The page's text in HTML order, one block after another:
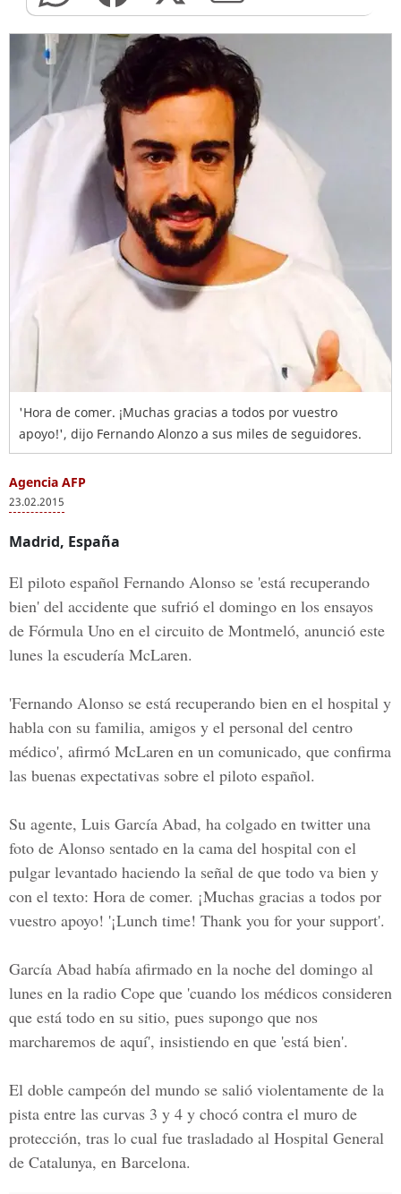
'Hora de comer. ¡Muchas gracias a todos por vuestro
apoyo!', dijo Fernando Alonzo a sus miles de seguidores.
Agencia AFP
23.02.2015
Madrid, España
El piloto español Fernando Alonso se 'está recuperando
bien' del accidente que sufrió el domingo en los ensayos
de Fórmula Uno en el circuito de Montmeló, anunció este
lunes la escudería McLaren.
'Fernando Alonso se está recuperando bien en el hospital y
habla con su familia, amigos y el personal del centro
médico', afirmó McLaren en un comunicado, que confirma
las buenas expectativas sobre el piloto español.
Su agente, Luis García Abad, ha colgado en twitter una
foto de Alonso sentado en la cama del hospital con el
pulgar levantado haciendo la señal de que todo va bien y
con el texto: Hora de comer. ¡Muchas gracias a todos por
vuestro apoyo! '¡Lunch time! Thank you for your support'.
García Abad había afirmado en la noche del domingo al
lunes en la radio Cope que 'cuando los médicos consideren
que está todo en su sitio, pues supongo que nos
marcharemos de aquí', insistiendo en que 'está bien'.
El doble campeón del mundo se salió violentamente de la
pista entre las curvas 3 y 4 y chocó contra el muro de
protección, tras lo cual fue trasladado al Hospital General
de Catalunya, en Barcelona.